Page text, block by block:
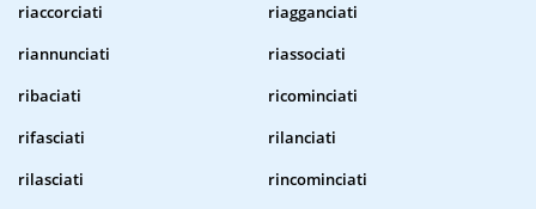
riaccorciati
riagganciati
riannunciati
riassociati
ribaciati
ricominciati
rifasciati
rilanciati
rilasciati
rincominciati